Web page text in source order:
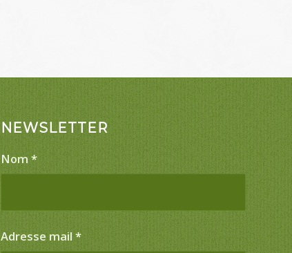
NEWSLETTER
Nom*
Adresse mail*